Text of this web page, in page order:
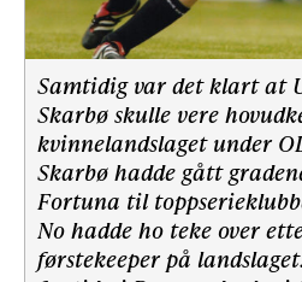
Samtidig var det klart at
Skarbø skulle vere
kvinnelandslaget under
Skarbø hadde gått
Fortuna til
No hadde ho teke over
førstekeeper på